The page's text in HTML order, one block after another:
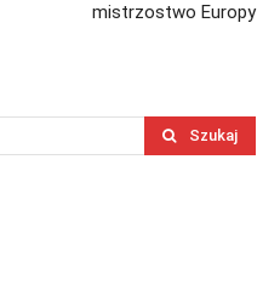
mistrzostwo Europy
Szukaj